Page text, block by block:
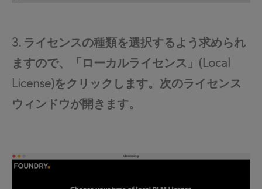
3. ライセンスの種類を選択するよう求められ
ますので、「ローカルライセンス」(Local
License)をクリックします。次のライセンス
ウィンドウが開きます。